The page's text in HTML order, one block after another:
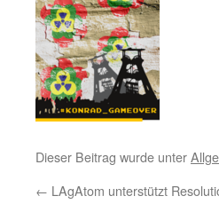
Dieser Beitrag wurde unter
← LAgAtom unterstützt